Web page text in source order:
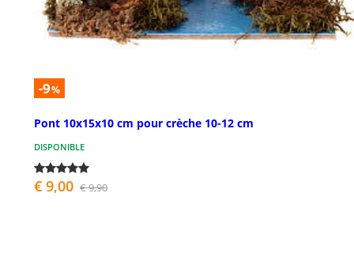
-9%
Pont 10x15x10 cm pour crèche 10-12 cm
DISPONIBLE
€ 9,00 € 9,90